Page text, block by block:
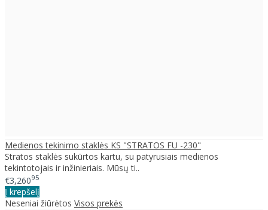
Medienos tekinimo staklės KS "STRATOS FU -230"
Stratos staklės sukūrtos kartu, su patyrusiais medienos
tekintotojais ir inžinieriais. Mūsų ti..
€3,26095
Į krepšelį
Neseniai žiūrėtos Visos prekės